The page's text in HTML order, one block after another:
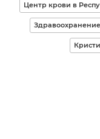
Центр крови в